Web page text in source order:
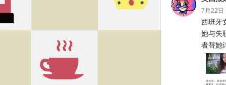
7月22日
西班牙
她与失
者替她